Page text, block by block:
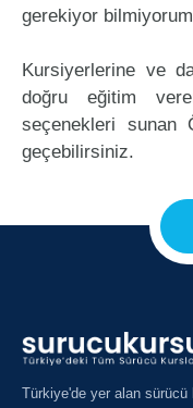
gerekiyor
Kursiyerlerine ve
doğru eğitim
seçenekleri sunan
geçebilirsiniz.
Türkiye'de yer alan sürücü